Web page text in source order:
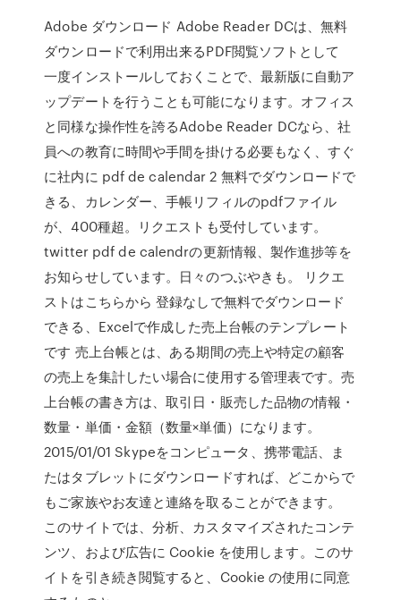
Adobe ダウンロード Adobe Reader DCは、無料
ダウンロードで利用出来るPDF閲覧ソフトとして
一度インストールしておくことで、最新版に自動ア
ップデートを行うことも可能になります。オフィス
と同様な操作性を誇るAdobe Reader DCなら、社
員への教育に時間や手間を掛ける必要もなく、すぐ
に社内に pdf de calendar 2 無料でダウンロードで
きる、カレンダー、手帳リフィルのpdfファイル
が、400種超。リクエストも受付しています。
twitter pdf de calendrの更新情報、製作進捗等を
お知らせしています。日々のつぶやきも。 リクエ
ストはこちらから 登録なしで無料でダウンロード
できる、Excelで作成した売上台帳のテンプレート
です 売上台帳とは、ある期間の売上や特定の顧客
の売上を集計したい場合に使用する管理表です。売
上台帳の書き方は、取引日・販売した品物の情報・
数量・単価・金額（数量×単価）になります。
2015/01/01 Skypeをコンピュータ、携帯電話、ま
たはタブレットにダウンロードすれば、どこからで
もご家族やお友達と連絡を取ることができます。
このサイトでは、分析、カスタマイズされたコンテ
ンツ、および広告に Cookie を使用します。このサ
イトを引き続き閲覧すると、Cookie の使用に同意